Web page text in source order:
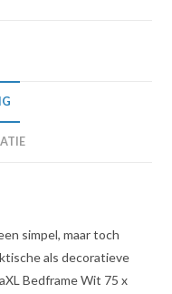
simpel, maar toch
als decoratieve
Bedframe Wit 75 x